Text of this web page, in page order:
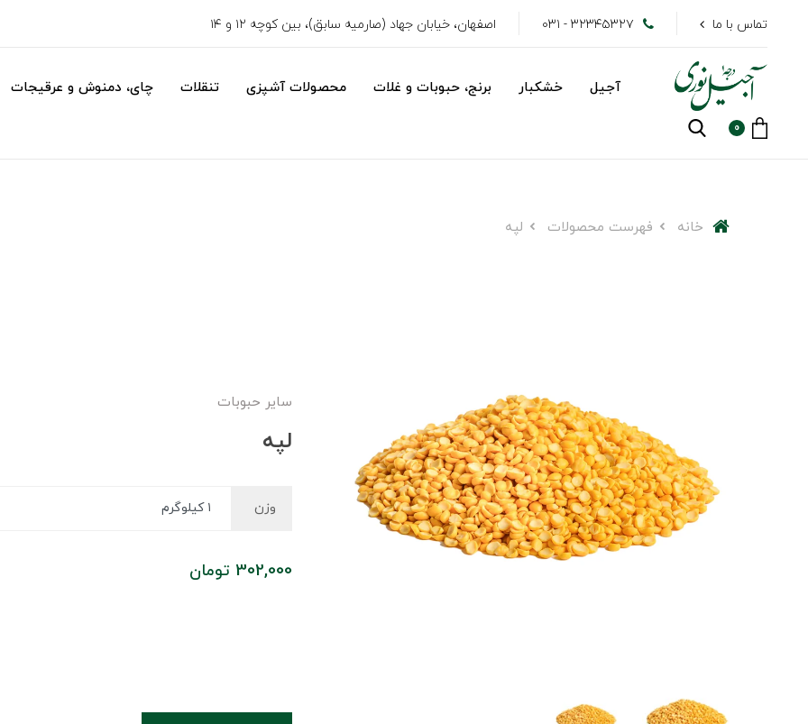
تماس با ما ۳۲۳۴۵۳۲۷ - ۰۳۱ اصفهان، خیابان جهاد (صارمیه سابق)، بین کوچه ۱۲ و ۱۴
آجیل خشکبار برنج، حبوبات و غلات محصولات آشپزی تنقلات چای، دمنوش و عرقیجات
0
خانه فهرست محصولات لپه
سایر حبوبات
لپه
وزن
302,000 تومان